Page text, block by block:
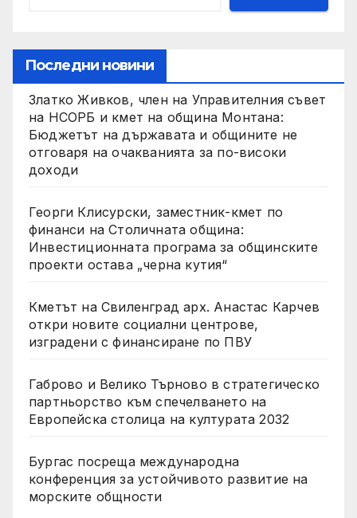
Последни новини
Златко Живков, член на Управителния съвет
на НСОРБ и кмет на община Монтана:
Бюджетът на държавата и общините не
отговаря на очакванията за по-високи
доходи
Георги Клисурски, заместник-кмет по
финанси на Столичната община:
Инвестиционната програма за общинските
проекти остава „черна кутия“
Кметът на Свиленград арх. Анастас Карчев
откри новите социални центрове,
изградени с финансиране по ПВУ
Габрово и Велико Търново в стратегическо
партньорство към спечелването на
Европейска столица на културата 2032
Бургас посреща международна
конференция за устойчивото развитие на
морските общности